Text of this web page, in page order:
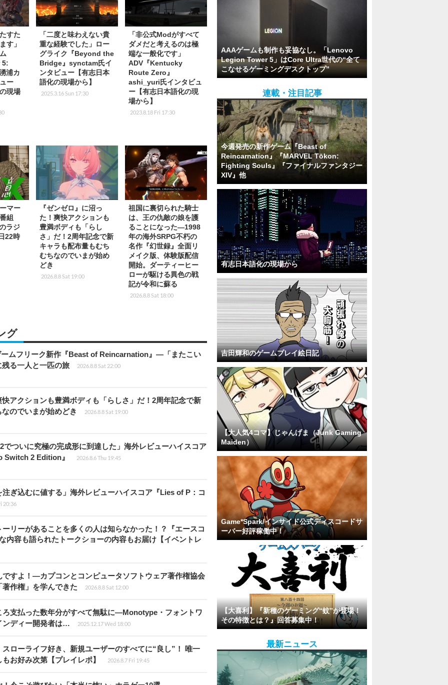
すた
す」
5:
浦カ
ー
現場
「二度と味わえない貴
重な経験でした」ロー
グライク『Beyond the
Bridge』synctam氏イ
ンタビュー【有志日本
語化の現場から】
2025.3.16 Sun 17:30
「非公式Modがすべて
ダメだと考えるのは極
端な一般化です」
ADV『Kentucky
Route Zero』
ashi_yuri氏インタビュ
ー【有志日本語化の現
場から】
2023.8.18 Fri 17:30
マー
組
ラジ
22時
『ゼンゼロ』に沼っ
た！爽快アクションも
豊満ボディも「らし
さ」だ！2周年記念で新
キャラも配布量もむち
むちなのでいまが始め
どき
2026.8.8 Sat 19:00
祖国に裏切られた騎士
は、王の仇敵の娘を護
ることになった―1998
年の海外SRPG不朽の
名作『幻世録』全面リ
メイク版、体験版配信
開始。ダーティーヒー
ローが駆ける異色の戦
記が令和に蘇る
2026.8.8 Sat 18:00
グ
ムフリーク新作『Beast of Reincarnation』―「またこい
る一人と一匹の旅
2026.8.8 Sat 22:00
アクションも豊満ボディも「らしさ」だ！2周年記念で新
のでいまが始めどき
2026.8.8 Sat 19:00
でついに究極の完成形に到達した」海外レビューハイスコア
Switch 2 Edition』
2026.8.6 Thu 19:45
ぎ込むに値する」海外レビューハイスコア『Lies of P：コ
20:36
リーがあることを多くの人は知らなかった！？『エースコ
内容も語られたトークショーの内容もお届け【イベントレ
すよ！―カプコンとコンピュータソフトウェア著作権協会
作権」を学んできた
2026.8.8 Sat 12:00
ろ支払った数年分がすべて無駄に―Monotype・フォントワ
ンディー開発者は…
2025.12.17 Wed 18:00
ローライフ好き、新規ユーザーのすべてに“良し”！ 唯一
お好み次第【プレイレポ】
2026.8.7 Fri 19:45
AAAゲームも制作も妥協なし。「Lenovo
Legion Tower 5」はCore Ultra世代の“全て
こなせるゲーミングデスクトップ”
連載・注目記事
今週発売の新作ゲーム『Beast of
Reincarnation』『MARVEL Tōkon:
Fighting Souls』『ファイナルファンタジー
XIV』他
有志日本語化の現場から
吉田輝和のゲームプレイ絵日記
【大人気4コマ】じゃんげま（Junk Gaming
Maiden）
Game*Spark/インサイド公式ディスコードサ
ーバー好評稼働中！
【大喜利】『新種のゲーミング“蚊”が登場！
その特徴とは？』回答募集中！
最新ニュース